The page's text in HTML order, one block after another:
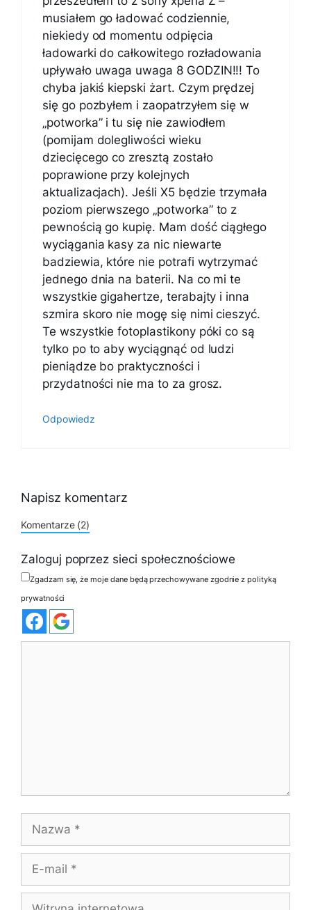
musiałem go ładować codziennie,
niekiedy od momentu odpięcia
ładowarki do całkowitego rozładowania
upływało uwaga uwaga 8 GODZIN!!! To
chyba jakiś kiepski żart. Czym prędzej
się go pozbyłem i zaopatrzyłem się w
„potworka” i tu się nie zawiodłem
(pomijam dolegliwości wieku
dziecięcego co zresztą zostało
poprawione przy kolejnych
aktualizacjach). Jeśli X5 będzie trzymała
poziom pierwszego „potworka” to z
pewnością go kupię. Mam dość ciągłego
wyciągania kasy za nic niewarte
badziewia, które nie potrafi wytrzymać
jednego dnia na baterii. Na co mi te
wszystkie gigahertze, terabajty i inna
szmira skoro nie mogę się nimi cieszyć.
Te wszystkie fotoplastikony póki co są
tylko po to aby wyciągnąć od ludzi
pieniądze bo praktyczności i
przydatności nie ma to za grosz.
Odpowiedz
Napisz komentarz
Komentarze (2)
Zaloguj poprzez sieci społecznościowe
Zgadzam się, że moje dane będą przechowywane zgodnie z polityką
prywatności
Nazwa
Witryna